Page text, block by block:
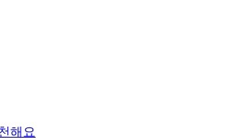
해요